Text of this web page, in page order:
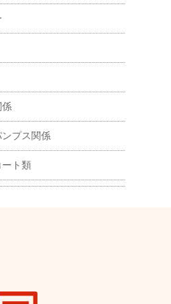
係
プス関係
ート類